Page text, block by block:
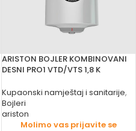
ARISTON BOJLER KOMBINOVANI
DESNI PRO1 VTD/VTS 1,8 K
Kupaonski namještaj i sanitarije,
Bojleri
ariston
Molimo vas prijavite se